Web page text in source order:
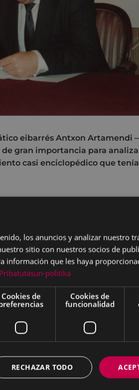
eibarrés Antxon Artamendi
gran importancia para
casi enciclopédico que
nació en Eibar el 25 de agosto de
Estudió Filosofía y Teología en la
en 1958. En el curso académico
Angelicum de Roma,
de los siglos XVIII y XIX.
en el Instituto Católico de
Grenet:Essai d'une
Merleau-Ponty , la cual fue
en Filosofía por la Sorbona.
Diocesano de San Sebastián y
el cargo de Decano de la
de Madrid, donde
semanas de Filosofía de San
Aranguren, Fernando Savater,
los anuncios y analizar nuestro
sitio con nuestros socios de
información que les haya
Pribatutasun-politika
Cookies de
Cookies de
funcionalidad
RECHAZAR TODO